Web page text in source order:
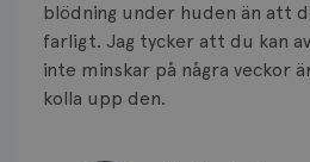
blödning under huden än att
farligt. Jag tycker att du kan
inte minskar på några veckor
kolla upp den.
Risker
Spridd bröstcancer